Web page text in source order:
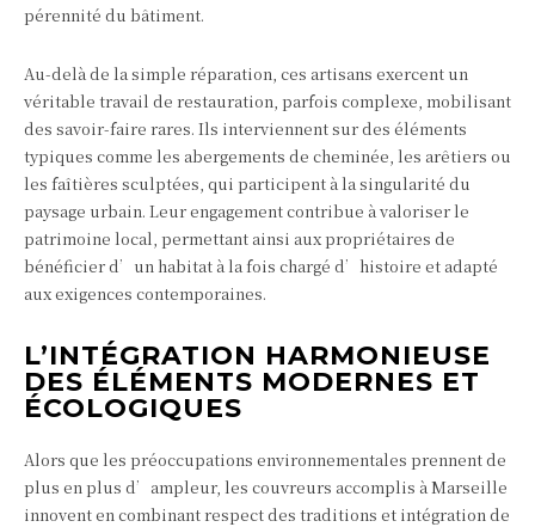
pérennité du bâtiment.
Au-delà de la simple réparation, ces artisans exercent un
véritable travail de restauration, parfois complexe, mobilisant
des savoir-faire rares. Ils interviennent sur des éléments
typiques comme les abergements de cheminée, les arêtiers ou
les faîtières sculptées, qui participent à la singularité du
paysage urbain. Leur engagement contribue à valoriser le
patrimoine local, permettant ainsi aux propriétaires de
bénéficier d’un habitat à la fois chargé d’histoire et adapté
aux exigences contemporaines.
L’INTÉGRATION HARMONIEUSE
DES ÉLÉMENTS MODERNES ET
ÉCOLOGIQUES
Alors que les préoccupations environnementales prennent de
plus en plus d’ampleur, les couvreurs accomplis à Marseille
innovent en combinant respect des traditions et intégration de